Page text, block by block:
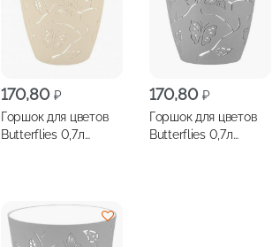
170,80 ₽
Горшок для цветов
Butterflies 0,7л
170,80 ₽
Горшок для цветов
Butterflies 0,7л